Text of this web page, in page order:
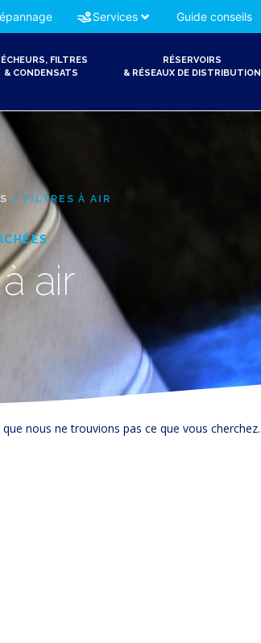
Services Guide conseils
FILTRES
& CONDENSATS
RÉSERVOIRS
& RÉSEAUX DE DISTRIBUTION
/ FILTRES À AIR
air
que nous ne trouvions pas ce que vous cherchez.